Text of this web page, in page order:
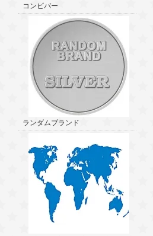
コンビバー
ランダムブランド